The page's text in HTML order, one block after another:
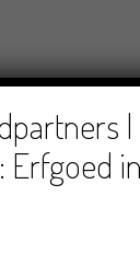
Erfgoed